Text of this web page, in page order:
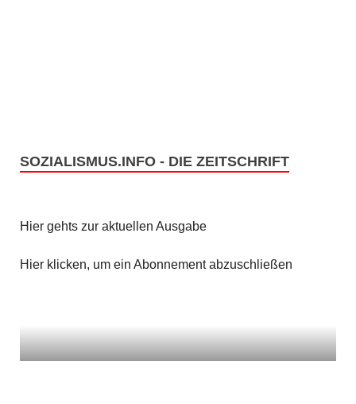
SOZIALISMUS.INFO - DIE ZEITSCHRIFT
Hier gehts zur aktuellen Ausgabe
Hier klicken, um ein Abonnement abzuschließen